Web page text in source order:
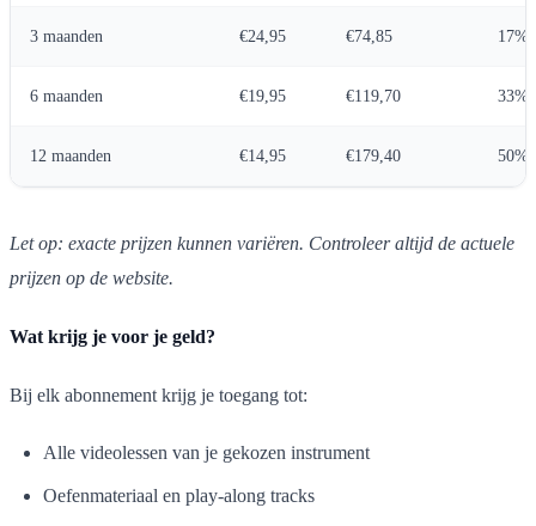
3 maanden €24,95 €74,85 17%
6 maanden €19,95 €119,70 33%
12 maanden €14,95 €179,40 50%
Let op: exacte prijzen kunnen variëren. Controleer altijd de actuele
prijzen op de website.
Wat krijg je voor je geld?
Bij elk abonnement krijg je toegang tot:
Alle videolessen van je gekozen instrument
Oefenmateriaal en play-along tracks